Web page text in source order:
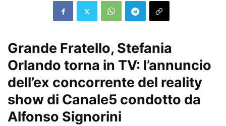
Grande Fratello, Stefania
Orlando torna in TV: l’annuncio
dell’ex concorrente del reality
show di Canale5 condotto da
Alfonso Signorini